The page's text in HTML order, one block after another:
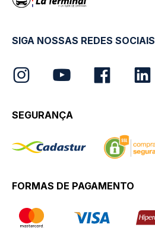
SIGA NOSSAS REDES SOCIAIS
SEGURANÇA
FORMAS DE PAGAMENTO